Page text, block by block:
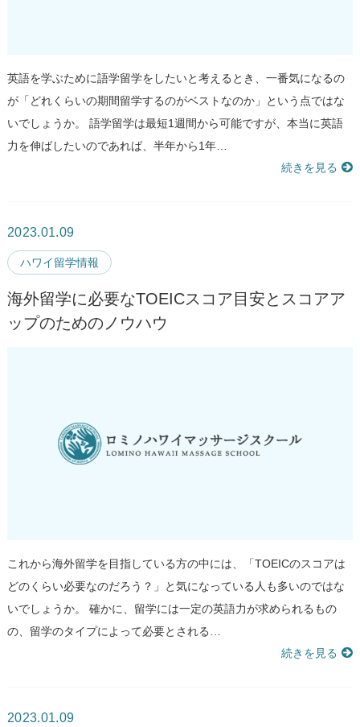
英語を学ぶために語学留学をしたいと考えるとき、一番気になるの
が「どれくらいの期間留学するのがベストなのか」という点ではな
いでしょうか。 語学留学は最短1週間から可能ですが、本当に英語
力を伸ばしたいのであれば、半年から1年…
続きを見る
2023.01.09
ハワイ留学情報
海外留学に必要なTOEICスコア目安とスコアア
ップのためのノウハウ
これから海外留学を目指している方の中には、「TOEICのスコアは
どのくらい必要なのだろう？」と気になっている人も多いのではな
いでしょうか。 確かに、留学には一定の英語力が求められるもの
の、留学のタイプによって必要とされる…
続きを見る
2023.01.09